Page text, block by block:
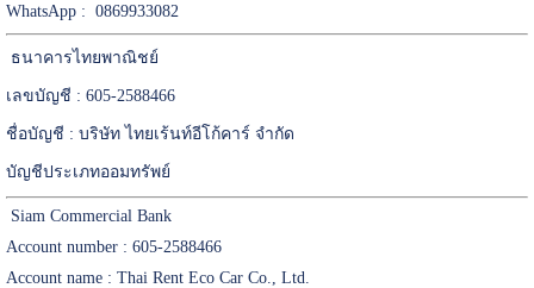
WhatsApp : 0869933082
ธนาคารไทยพาณิชย์
เลขบัญชี : 605-2588466
ชื่อบัญชี : บริษัท ไทยเร้นท์อีโก้คาร์ จำกัด
บัญชีประเภทออมทรัพย์
Siam Commercial Bank
Account number : 605-2588466
Account name : Thai Rent Eco Car Co., Ltd.